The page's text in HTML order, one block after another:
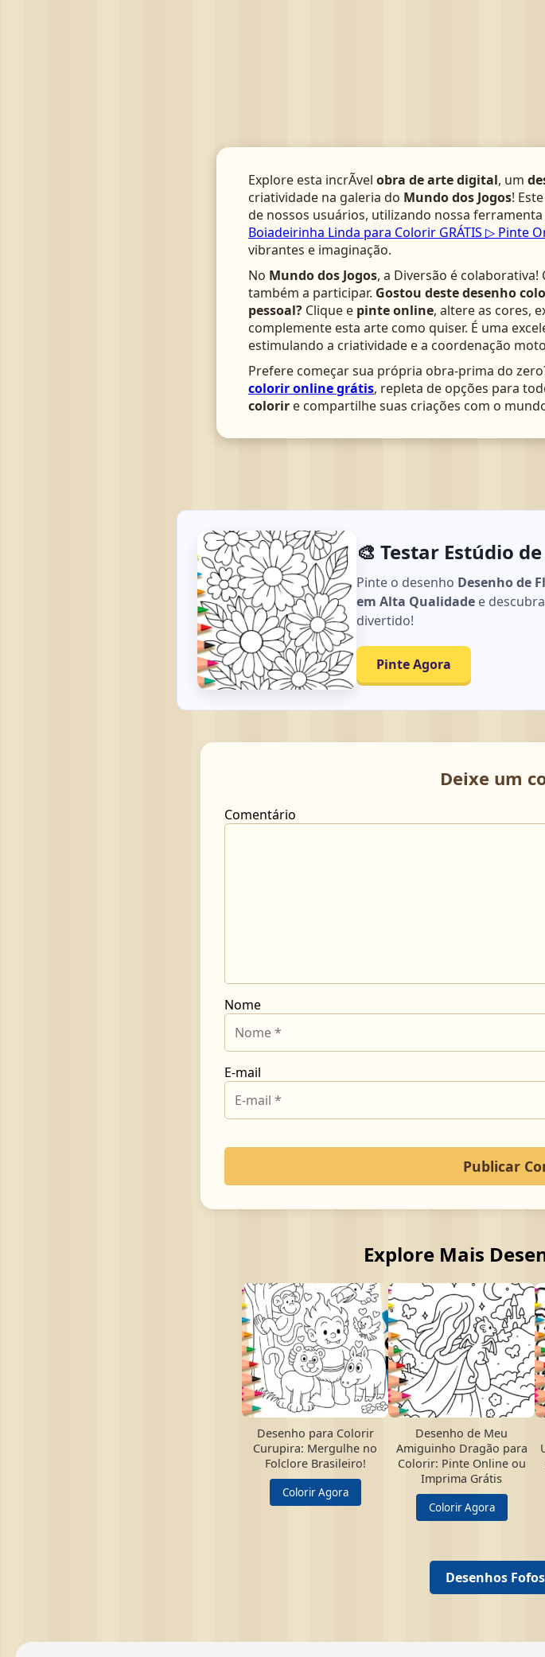
Explore esta incrÃ­vel obra de arte digital, um
criatividade na galeria do Mundo dos Jogos!
de nossos usuários, utilizando nossa
Boiadeirinha Linda para Colorir GRÁTIS ▷ Pinte
vibrantes e imaginação.
No Mundo dos Jogos, a Diversão é colaborativa!
também a participar. Gostou deste desenho
pessoal? Clique e pinte online, altere as cores,
complemente esta arte como quiser. É uma
estimulando a criatividade e a coordenação
Prefere começar sua própria obra-prima do
colorir online grátis, repleta de opções para
colorir e compartilhe suas criações com o
🎨 Testar Estúdio
Pinte o desenho Desenho de
em Alta Qualidade e
divertido!
Pinte Agora
Deixe um
Comentário
Nome
E-mail
Explore Mais
Desenho para Colorir
Curupira: Mergulhe no
Folclore Brasileiro!
Colorir Agora
Desenho de Meu
Amiguinho Dragão para
Colorir: Pinte Online ou
Imprima Grátis
Colorir Agora
Desenhos